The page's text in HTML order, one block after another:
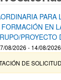
PARA
EN
PROYECTO
08/2026 - 14/08/2026
DE